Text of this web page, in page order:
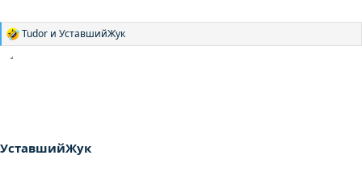
Р
Tudor и УставшийЖук
УставшийЖук